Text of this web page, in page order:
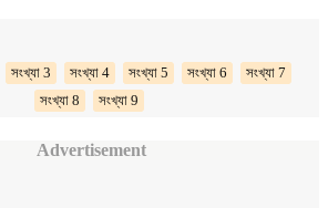
সংখ্যা 3 সংখ্যা 4 সংখ্যা 5 সংখ্যা 6
সংখ্যা 7
সংখ্যা 8
সংখ্যা 9
Advertisement